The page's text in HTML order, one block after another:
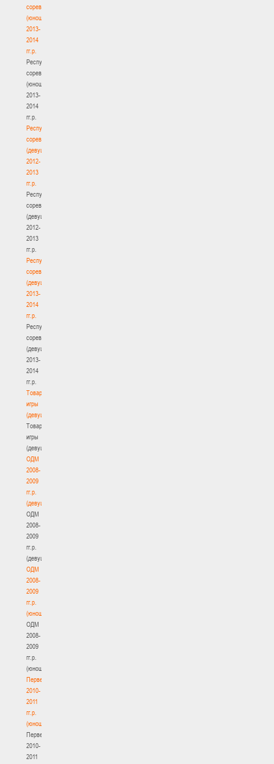
соревнования
(юноши)
2013-
2014
гг.р.
Республиканские
соревнования
(юноши)
2013-
2014
гг.р.
Республиканские
соревнования
(девушки)
2012-
2013
гг.р.
Республиканские
соревнования
(девушки)
2012-
2013
гг.р.
Республиканские
соревнования
(девушки)
2013-
2014
гг.р.
Республиканские
соревнования
(девушки)
2013-
2014
гг.р.
Товарищеские
игры
(девушки)
Товарищеские
игры
(девушки)
ОДМ
2008-
2009
гг.р.
(девушки)
ОДМ
2008-
2009
гг.р.
(девушки)
ОДМ
2008-
2009
гг.р.
(юноши)
ОДМ
2008-
2009
гг.р.
(юноши)
Первенство
2010-
2011
гг.р.
(юноши)
Первенство
2010-
2011